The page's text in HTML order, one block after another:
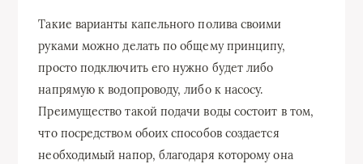
Такие варианты капельного полива своими
руками можно делать по общему принципу,
просто подключить его нужно будет либо
напрямую к водопроводу, либо к насосу.
Преимущество такой подачи воды состоит в том,
что посредством обоих способов создается
необходимый напор, благодаря которому она